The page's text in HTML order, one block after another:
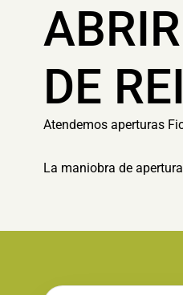
DE REI
Atendemos aperturas
La maniobra de